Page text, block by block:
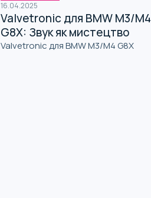
16.04.2025
Valvetronic для BMW M3/M4
G8X: Звук як мистецтво
Valvetronic для BMW M3/M4 G8X